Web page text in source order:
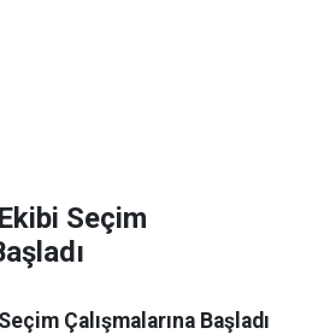
Seçim
Çalışmalarına Başladı